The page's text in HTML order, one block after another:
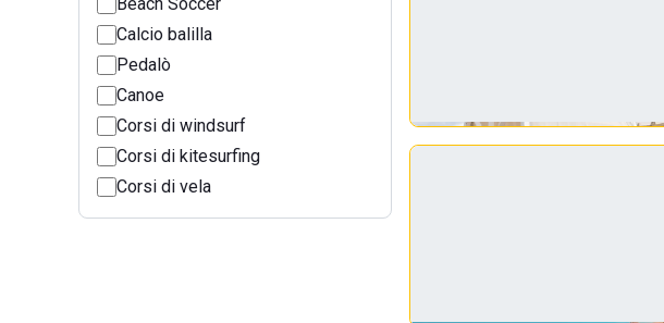
Calcio balilla
Pedalò
Canoe
Corsi di windsurf
Corsi di kitesurfing
Corsi di vela